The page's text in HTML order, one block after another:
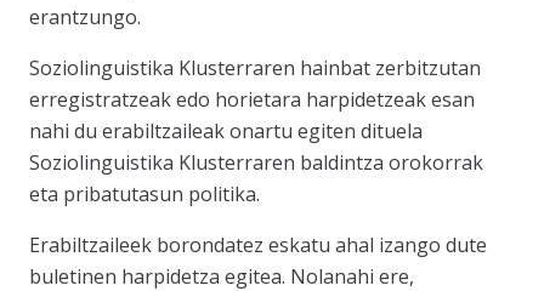
erantzungo.
Soziolinguistika Klusterraren hainbat zerbitzutan
erregistratzeak edo horietara harpidetzeak esan
nahi du erabiltzaileak onartu egiten dituela
Soziolinguistika Klusterraren baldintza orokorrak
eta pribatutasun politika.
Erabiltzaileek borondatez eskatu ahal izango dute
buletinen harpidetza egitea. Nolanahi ere,